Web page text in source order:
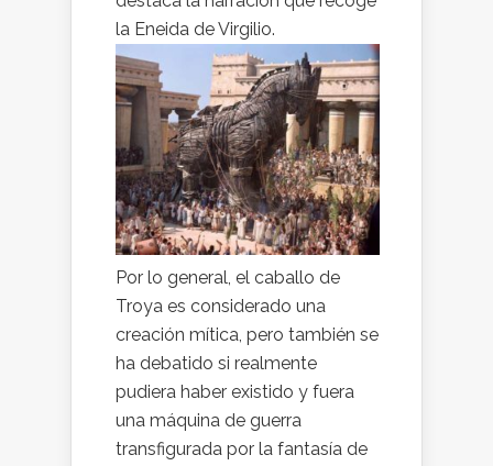
la Eneida de Virgilio.
Por lo general, el caballo de
Troya es considerado una
creación mítica, pero también se
ha debatido si realmente
pudiera haber existido y fuera
una máquina de guerra
transfigurada por la fantasía de